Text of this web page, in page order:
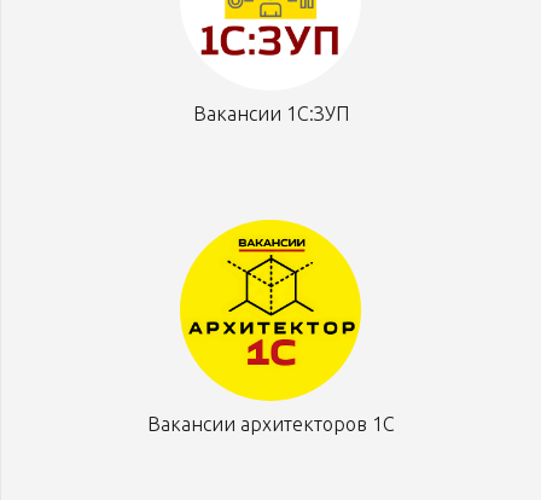
Вакансии 1С:ЗУП
Вакансии архитекторов 1С